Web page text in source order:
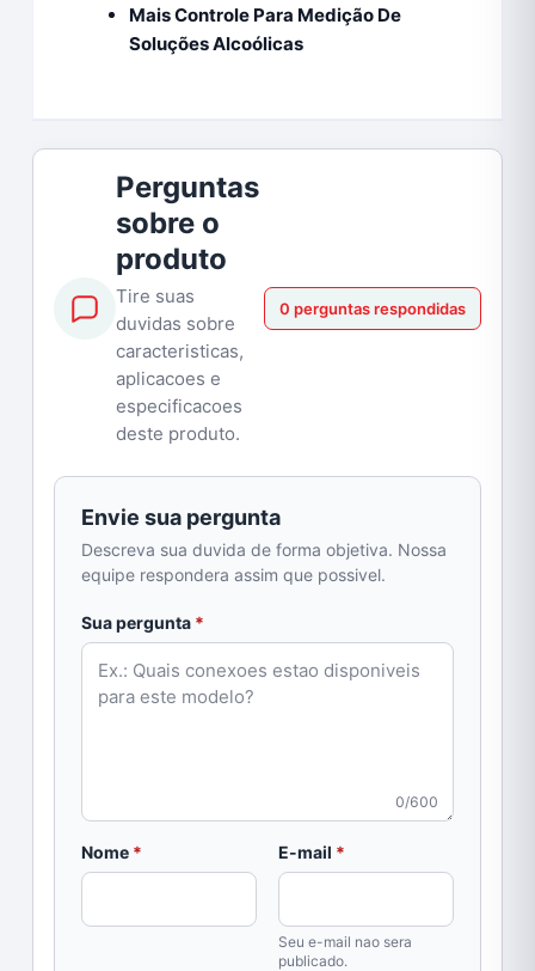
Mais Controle Para Medição De
Soluções Alcoólicas
Perguntas
sobre o
produto
Tire suas
duvidas sobre
caracteristicas,
aplicacoes e
especificacoes
deste produto.
0 perguntas respondidas
Envie sua pergunta
Descreva sua duvida de forma objetiva. Nossa
equipe respondera assim que possivel.
Sua pergunta *
0/600
Nome * E-mail *
Seu e-mail nao sera
publicado.